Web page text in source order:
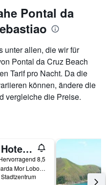
Pontal da
unter allen, die wir für
Pontal da Cruz Beach
Tarif pro Nacht. Da die
können, ändere die
vergleiche die Preise.
Velinn Hotel Guarda Mor
8,5
Avenida Guarda Mor Lobo Viana, 1268, Sao Sebastiao, Brasilien